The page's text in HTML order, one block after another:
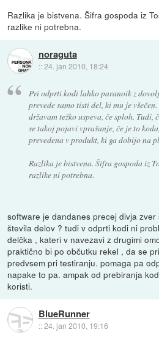
Razlika je bistvena. Šifra gospoda iz
razlike ni potrebna.
noraguta
::24. jan 2010, 18:24
Pri odprti kodi lahko paranoik z
prevede samo tisti del, ki mu je
državam težko uspeva, če sploh. Tudi,
se takoj pojavi vprašanje, če je to
prevedena v produkt, ki ga dobijo na
Razlika je bistvena. Šifra gospoda iz
razlike ni potrebna.
software je dandanes precej divja
števila delov ? tudi v odprti kodi ni
delčka , kateri v navezavi z drugimi
praktično bi po občutku rekel , da se
predvsem pri testiranju. pomaga pa
napake to pa. ampak od prebiranja
koristi.
BlueRunner
::24. jan 2010, 19:16